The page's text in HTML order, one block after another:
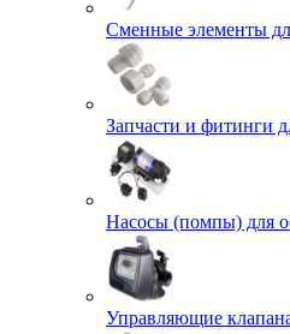
Сменные элементы
Запчасти и фитинги
Насосы (помпы) для
Управляющие